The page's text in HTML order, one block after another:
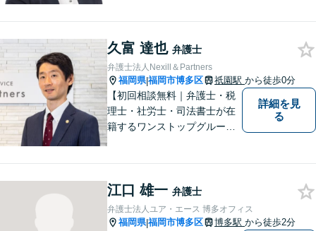
も、早めにお越しいただい
て、一緒に解決を目指しまし
ょう。
久富 達也 弁護士
弁護士法人Nexill＆Partners
福岡県|福岡市博多区 祇園駅 から徒歩0分
【初回相談無料｜弁護士・税
理士・社労士・司法書士が在
籍するワンストップグルー
等複数士業の知識が必要な案
件を一括して対応。九州トッ
プクラスの豊富な実績。
詳細を見
る
江口 雄一 弁護士
弁護士法人ユア・エース 博多オフィス
福岡県|福岡市博多区 博多駅 から徒歩2分